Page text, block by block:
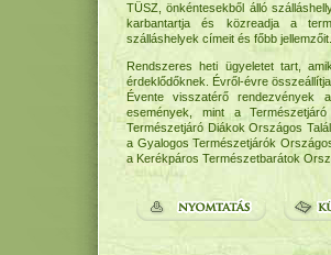
TÜSZ, önkéntesekből álló
karbantartja és közreadja a
szálláshelyek címeit és főbb jellemzőit.
Rendszeres heti ügyeletet tart,
érdeklődőknek. Évről-évre
Évente visszatérő rendezvények
események, mint a
Természetjáró Diákok Országos
a Gyalogos Természetjárók
a Kerékpáros Természetbarátok